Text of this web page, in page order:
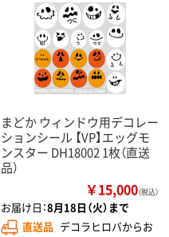
まどか ウィンドウ用デコレー
ションシール 【VP】エッグモ
ンスター DH18002 1枚（直送
品）
￥15,000（税込）
お届け日：8月18日（火）まで
直送品 デコラヒロバからお